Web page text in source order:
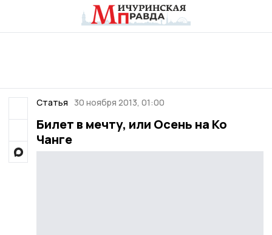
Статья 30 ноября 2013, 01:00
Билет в мечту, или Осень на Ко
Чанге